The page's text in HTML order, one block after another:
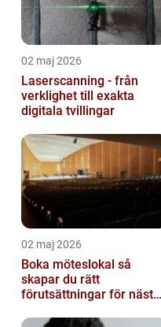
02 maj 2026
Laserscanning - från
verklighet till exakta
digitala tvillingar
02 maj 2026
Boka möteslokal så
skapar du rätt
förutsättningar för nästa